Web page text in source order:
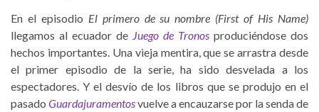
En el episodio El primero de su nombre (First of His Name)
llegamos al ecuador de Juego de Tronos produciéndose dos
hechos importantes. Una vieja mentira, que se arrastra desde
el primer episodio de la serie, ha sido desvelada a los
espectadores. Y el desvío de los libros que se produjo en el
pasado Guardajuramentosvuelve a encauzarse por la senda de